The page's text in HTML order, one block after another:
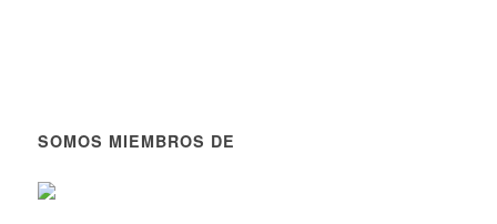
SOMOS MIEMBROS DE